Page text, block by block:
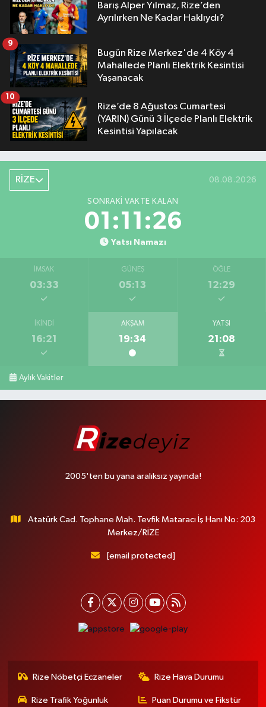
Barış Alper Yılmaz, Rize’den
Ayrılırken Ne Kadar Haklıydı?
Bugün Rize Merkez'de 4 Köy 4
Mahallede Planlı Elektrik Kesintisi
Yaşanacak
9
Rize’de 8 Ağustos Cumartesi
(YARIN) Günü 3 İlçede Planlı Elektrik
Kesintisi Yapılacak
10
RİZE 08.08.2026
SONRAKI VAKTE KALAN
01:11:25
Yatsı Namazı
İMSAK
03:33
GÜNEŞ
05:13
ÖĞLE
12:29
İKINDI
16:21
AKŞAM
19:34
YATSI
21:08
Aylık Vakitler
2005'ten bu yana aralıksız yayında!
Atatürk Cad. Tophane Mah. Tevfik Mataracı İş Hanı No: 203
Merkez/RİZE
[email protected]
Rize Nöbetçi Eczaneler Rize Hava Durumu
Rize Trafik Yoğunluk Puan Durumu ve Fikstür